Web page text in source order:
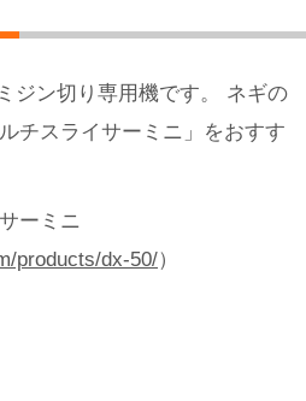
ジン切り専用機です。 ネギの
チスライサーミニ」をおすす
ーミニ
products/dx-50/）